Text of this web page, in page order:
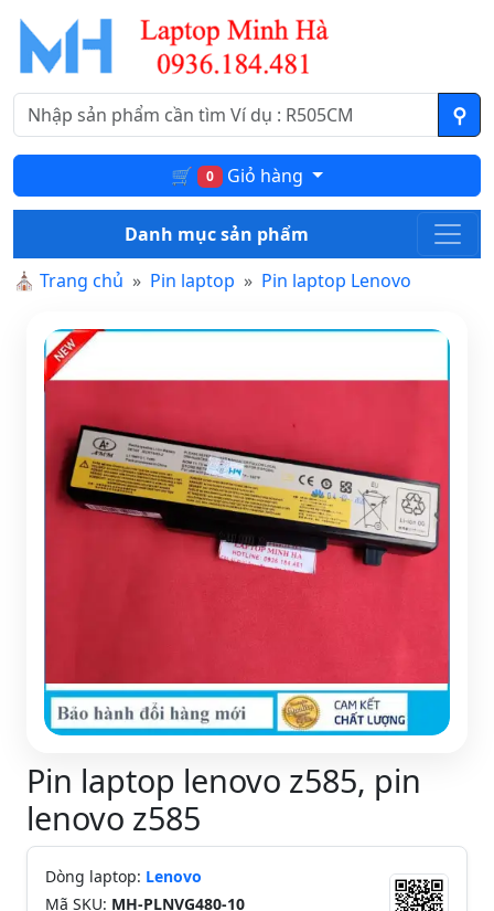
🛒 0 Giỏ hàng
Danh mục sản phẩm
⛪ Trang chủ Pin laptop Pin laptop Lenovo
Pin laptop lenovo z585, pin
lenovo z585
Dòng laptop: Lenovo
Mã SKU: MH-PLNVG480-10